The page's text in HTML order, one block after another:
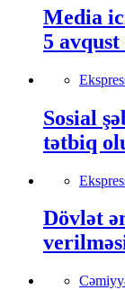
Media
5
Sosial
tətbiq
Dövlət